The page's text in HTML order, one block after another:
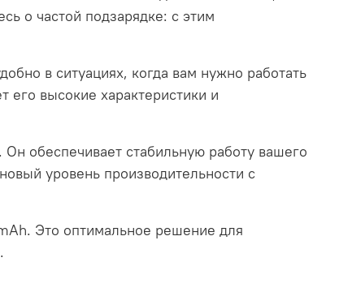
о частой подзарядке: с этим
в ситуациях, когда вам нужно работать
его высокие характеристики и
обеспечивает стабильную работу вашего
уровень производительности с
Это оптимальное решение для